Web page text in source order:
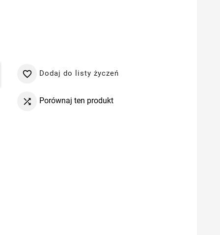
 Dodaj do listy życzeń
 Porównaj ten produkt